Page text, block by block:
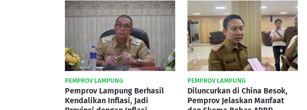
PEMPROV LAMPUNG
Pemprov Lampung Berhasil
Kendalikan Inflasi, Jadi
PEMPROV LAMPUNG
Diluncurkan di China Besok,
Pemprov Jelaskan Manfaat